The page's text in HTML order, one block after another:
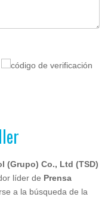
(Grupo) Co., Ltd (TSD)
líder de Prensa
a la búsqueda de la